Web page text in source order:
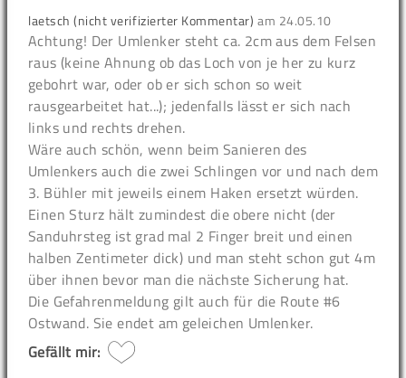
laetsch (nicht verifizierter Kommentar) am 24.05.10
Achtung! Der Umlenker steht ca. 2cm aus dem Felsen
raus (keine Ahnung ob das Loch von je her zu kurz
gebohrt war, oder ob er sich schon so weit
rausgearbeitet hat...); jedenfalls lässt er sich nach
links und rechts drehen.
Wäre auch schön, wenn beim Sanieren des
Umlenkers auch die zwei Schlingen vor und nach dem
3. Bühler mit jeweils einem Haken ersetzt würden.
Einen Sturz hält zumindest die obere nicht (der
Sanduhrsteg ist grad mal 2 Finger breit und einen
halben Zentimeter dick) und man steht schon gut 4m
über ihnen bevor man die nächste Sicherung hat.
Die Gefahrenmeldung gilt auch für die Route #6
Ostwand. Sie endet am geleichen Umlenker.
Gefällt mir: